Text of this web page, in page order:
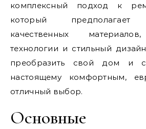
комплексный подход к
который предполагает
качественных
технологии и стильный
преобразить свой дом и
настоящему комфортным,
отличный выбор.
Основные